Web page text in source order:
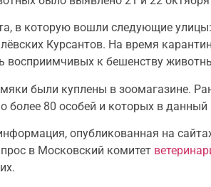
в которую вошли следующие
Курсантов. На время
к бешенству
были куплены в зоомагазине.
более 80 особей и которых в
опубликованная на
в Московский комитет